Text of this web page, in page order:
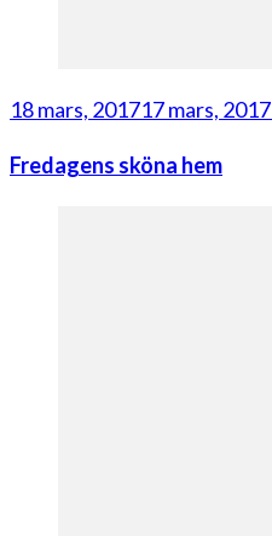
18 mars, 201717 mars, 2017
Fredagens sköna hem